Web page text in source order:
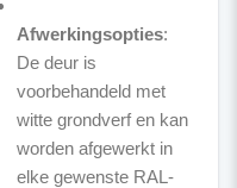
Afwerkingsopties:
De deur is
voorbehandeld met
witte grondverf en kan
worden afgewerkt in
elke gewenste RAL-